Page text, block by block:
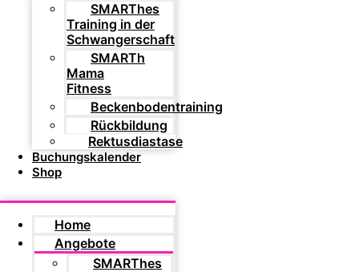
SMARThes
Training in der
Schwangerschaft
SMARTh
Mama
Fitness
Beckenbodentraining
Rückbildung
Rektusdiastase
Buchungskalender
Shop
Home
Angebote
SMARThes